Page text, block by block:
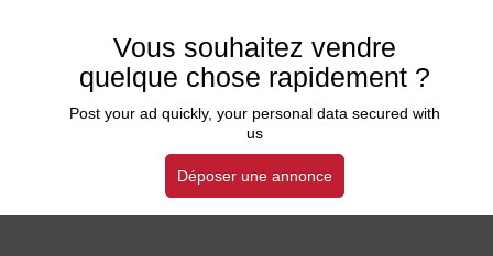
Vous souhaitez vendre
quelque chose rapidement ?
Post your ad quickly, your personal data secured with
us
Déposer une annonce